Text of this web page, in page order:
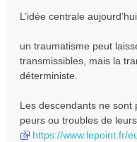
u
L’idée centrale
un traumatisme peut
transmissibles, mais la
déterministe.
Les descendants ne sont
peurs ou troubles de
https://www.lepoint.fr/